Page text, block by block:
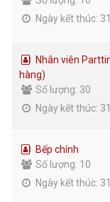
Ngày kết thúc:
Nhân viên
hàng)
Số lượng: 30
Ngày kết thúc:
Bếp chính
Số lượng: 10
Ngày kết thúc: